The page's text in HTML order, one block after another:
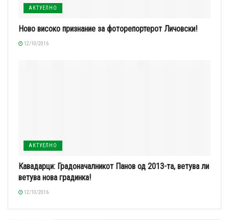
АКТУЕЛНО
Ново високо признание за фоторепортерот Личовски!
12/10/2016
АКТУЕЛНО
Кавадарци: Градоначалникот Панов од 2013-та, ветува ли
ветува нова градинка!
12/10/2016